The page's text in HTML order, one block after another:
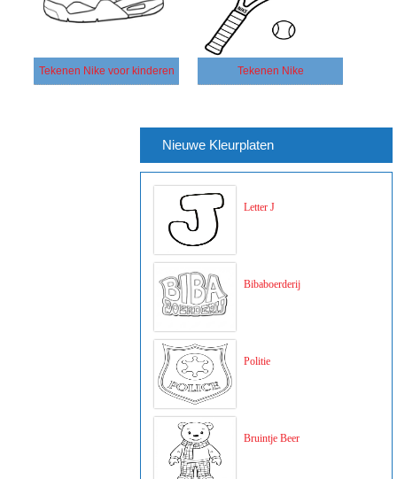
Tekenen Nike voor kinderen Tekenen Nike
Nieuwe Kleurplaten
Letter J
Bibaboerderij
Politie
Bruintje Beer